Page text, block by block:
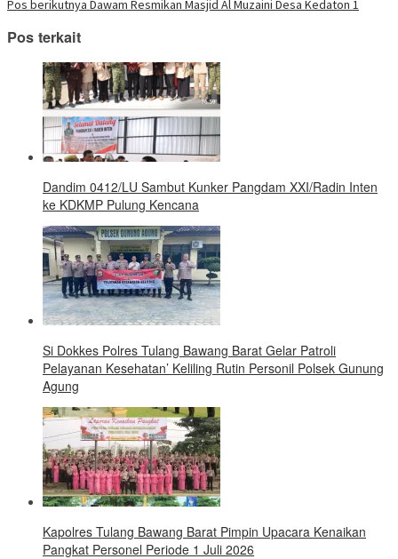
yang
baru)
Pos berikutnya Dawam Resmikan Masjid Al Muzaini Desa Kedaton 1
Pos terkait
Dandim 0412/LU Sambut Kunker Pangdam XXI/Radin Inten
ke KDKMP Pulung Kencana
Si Dokkes Polres Tulang Bawang Barat Gelar Patroli
Pelayanan Kesehatan’ Keliling Rutin Personil Polsek Gunung
Agung
Kapolres Tulang Bawang Barat Pimpin Upacara Kenaikan
Pangkat Personel Periode 1 Juli 2026